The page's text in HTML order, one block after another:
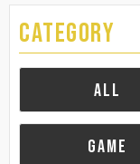
CATEGORY
ALL
GAME